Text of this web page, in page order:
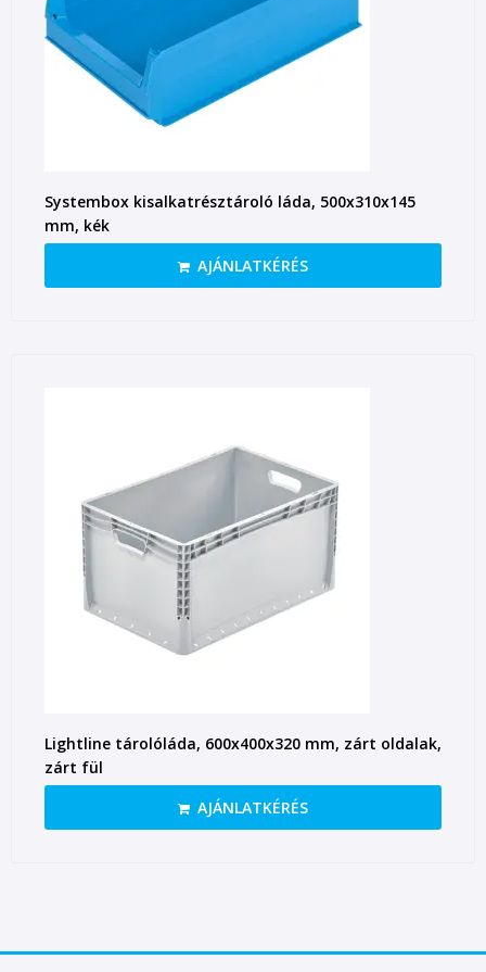
Systembox kisalkatrésztároló láda, 500x310x145
mm, kék
AJÁNLATKÉRÉS
Lightline tárolóláda, 600x400x320 mm, zárt oldalak,
zárt fül
AJÁNLATKÉRÉS